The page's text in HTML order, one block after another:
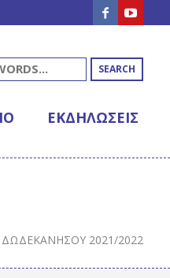
SEARCH
ΕΚΔΗΛΩΣΕΙΣ
2021/2022